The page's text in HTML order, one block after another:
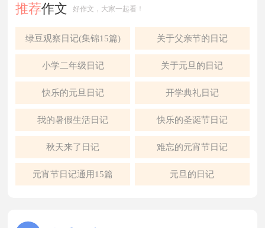
推荐作文 好作文，大家一起看！
绿豆观察日记(集锦15篇) 关于父亲节的日记
小学二年级日记 关于元旦的日记
快乐的元旦日记 开学典礼日记
我的暑假生活日记 快乐的圣诞节日记
秋天来了日记 难忘的元宵节日记
元宵节日记通用15篇 元旦的日记